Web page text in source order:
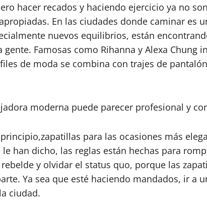
hacer recados y haciendo ejercicio ya no
En las ciudades donde caminar es
nuevos equilibrios, están
gente. Famosas como Rihanna y Alexa Chung
de moda se combina con trajes de
moderna puede parecer profesional y
para las ocasiones más
han dicho, las reglas están hechas para
y olvidar el status quo, porque las
Ya sea que esté haciendo mandados, ir a
ciudad.